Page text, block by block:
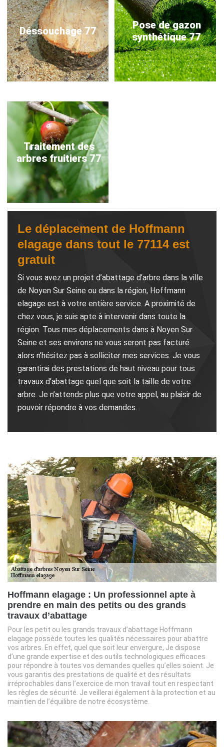
Déssouchage 77
Pose de gazon
synthétique 77
Traitement des
arbres fruitiers 77
Le déplacement de Hoffmann
elagage dans tout le 77114 est
gratuit
Si vous avez un projet d’abattage d’arbre dans la ville
de Noyen Sur Seine ou dans la région, Hoffmann
elagage est à votre entière service. A proximité de
chez vous, je suis apte à intervenir dans toute la
région. Tous mes déplacements dans à Noyen Sur
Seine et ses environs ne vous seront pas facturé
alors n’hésitez pas à solliciter mes services. Je vous
garantirai des prestations de haut niveau pour tous
travaux d’abattage quel que soit la taille de votre
arbre. Je n’attends plus que votre appel, au plaisir de
pouvoir répondre à vos demandes.
Hoffmann elagage : Un professionnel apte à
prendre en main des petits ou des grands
travaux d’abattage
Pour les petit ou les grands travaux d’abattage Hoffmann
elagage possède toutes les qualités nécessaires pour abattre
vos arbres. En effet, quel que soit leur envergure, Je dispose
d’une grande expertise et des outils technologiques efficaces
pour répondre à toutes vos demandes quelles qu’elles soient. Je
vous garantis des prestations de qualité et des résultats
irréprochables dans l’exercice de mon travail tout en respectant
les règles de sécurité. Je veillerai également à la protection et au
maintien de l’équilibre de notre écosystème.